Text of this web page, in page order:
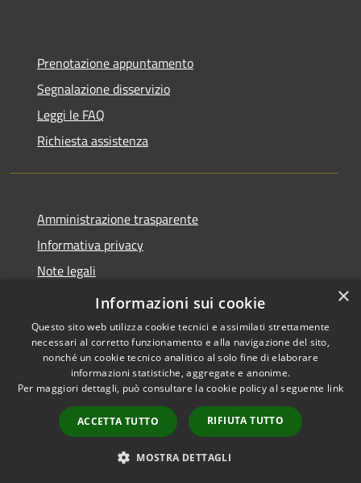
Prenotazione appuntamento
Segnalazione disservizio
Leggi le FAQ
Richiesta assistenza
Amministrazione trasparente
Informativa privacy
Note legali
Dichiarazione di accessibilità
Accessibilità
Copyright © 2026 • Comune di
Berchidda • Powered by
Municipium•
Accesso
redazione
×
Informazioni sui cookie
Questo sito web utilizza cookie tecnici e assimilati strettamente
necessari al corretto funzionamento e alla navigazione del sito,
nonché un cookie tecnico analitico al solo fine di elaborare
informazioni statistiche, aggregate e anonime.
Per maggiori dettagli, può consultare la cookie policy al seguente link
ACCETTA TUTTO RIFIUTA TUTTO
MOSTRA DETTAGLI